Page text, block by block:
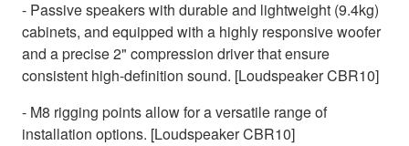
- Passive speakers with durable and lightweight (9.4kg)
cabinets, and equipped with a highly responsive woofer
and a precise 2" compression driver that ensure
consistent high-definition sound. [Loudspeaker CBR10]
- M8 rigging points allow for a versatile range of
installation options. [Loudspeaker CBR10]